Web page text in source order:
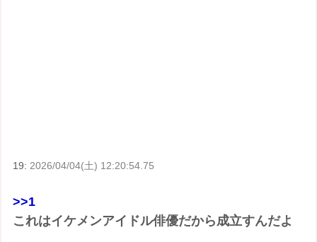
19: 2026/04/04(土) 12:20:54.75
>>1
これはイケメンアイドル俳優だから成立すんだよ